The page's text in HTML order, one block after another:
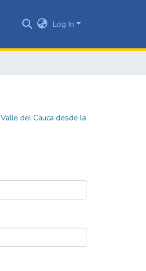
Log In
del Cauca desde la